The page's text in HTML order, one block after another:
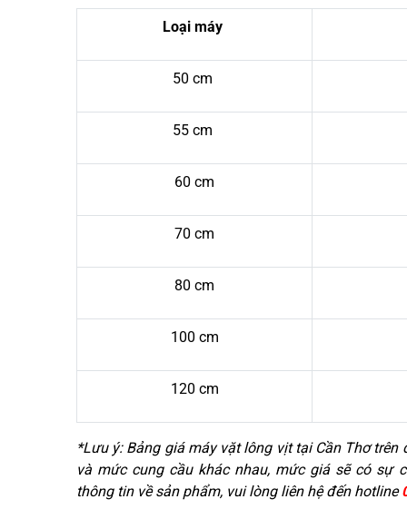
Loại máy
50 cm
55 cm
60 cm
70 cm
80 cm
100 cm
120 cm
*Lưu ý: Bảng giá máy vặt lông vịt tại Cần Thơ
và mức cung cầu khác nhau, mức giá sẽ có sự
thông tin về sản phẩm, vui lòng liên hệ đến hotline